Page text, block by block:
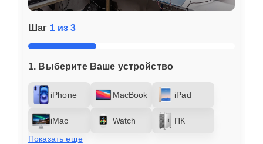
Шаг 1 из 3
1. Выберите Ваше устройство
iPhone MacBook iPad
iMac Watch
ПК
Показать еще